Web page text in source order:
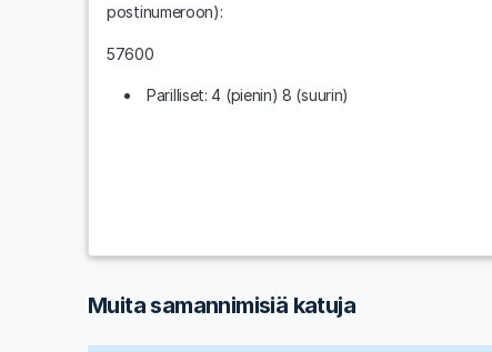
postinumeroon):
57600
Parilliset: 4 (pienin) 8 (suurin)
Muita samannimisiä katuja